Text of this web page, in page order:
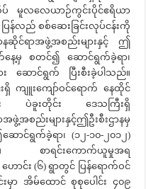
မူလလေယာဉ်ကွင်းပိုင်ဧရိယာ
န်လည် စစ်ဆေးခြင်းလုပ်ငန်းကို
ဆိုင်ရာအဖွဲ့အစည်းများနှင့် ဤ
က်နေ့မှ စတင်၍ ဆောင်ရွက်ခဲ့ရာ၊
း ဆောင်ရွက် ပြီးစီးခဲ့ပါသည်။
ကျူးကျော်ဝင်ရောက် နေထိုင်
းအား ပဲခူးတိုင်း ဒေသကြီးရှိ
များနှင့်ဤဦးစီးဌာနမှ
ောင်ရွက်ခဲ့ရာ၊ (၁၂-၁၀-၂၀၁၂)
ည်။ စာရင်းကောက်ယူမှုအရ
ာင်း (၆) ရွာတွင် ပြန်ရောက်ဝင်
မှာ အိမ်ထောင် စုစုပေါင်း ၄၀၉